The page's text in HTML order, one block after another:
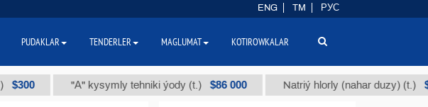
"А" kysymly tehniki ýody (t.) $86 000 Natriý hlorly (nahar duzy) (t.) $40
ENG TM РУС
PUDAKLAR TENDERLER MAGLUMAT KOTIROWKALAR